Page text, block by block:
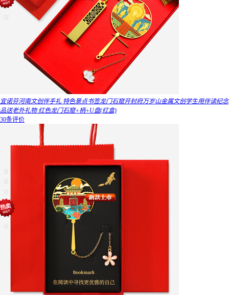
宜诺芬河南文创伴手礼 特色景点书签龙门石窟开封府万岁山金属文创学生用伴读纪念
品送老外礼物 红色龙门石窟+柄+U盘(红盒)
30条评价